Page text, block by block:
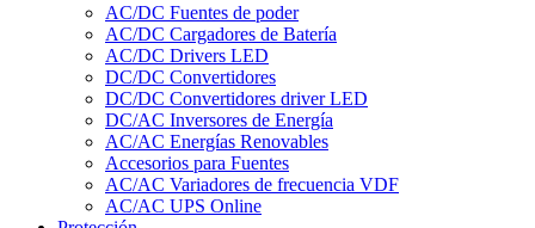
AC/DC Fuentes de poder
AC/DC Cargadores de Batería
AC/DC Drivers LED
DC/DC Convertidores
DC/DC Convertidores driver LED
DC/AC Inversores de Energía
AC/AC Energías Renovables
Accesorios para Fuentes
AC/AC Variadores de frecuencia VDF
AC/AC UPS Online